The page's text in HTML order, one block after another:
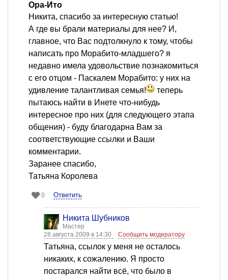
Ора-Ито
Никита, спасибо за интересную статью!
А где вы брали материалы для нее? И,
главное, что Вас подтолкнуло к тому, чтобы
написать про Морабито-младшего? я
недавно имела удовольствие познакомиться
с его отцом - Паскалем Морабито: у них на
удивление талантливая семья!
теперь
пытаюсь найти в Инете что-нибудь
интересное про них (для следующего этапа
общения) - буду благодарна Вам за
соответствующие ссылки и Ваши
комментарии.
Заранее спасибо,
Татьяна Королева
0 Ответить
Никита Шубников
Мастер
28 августа 2009 в 14:30
Сообщить модератору
Татьяна, ссылок у меня не осталось
никаких, к сожалению. Я просто
постарался найти всё, что было в